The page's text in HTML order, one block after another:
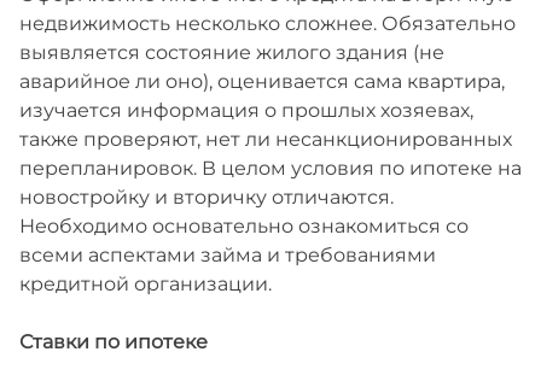
недвижимость несколько сложнее. Обязательно
выявляется состояние жилого здания (не
аварийное ли оно), оценивается сама квартира,
изучается информация о прошлых хозяевах,
также проверяют, нет ли несанкционированных
перепланировок. В целом условия по ипотеке на
новостройку и вторичку отличаются.
Необходимо основательно ознакомиться со
всеми аспектами займа и требованиями
кредитной организации.
Ставки по ипотеке